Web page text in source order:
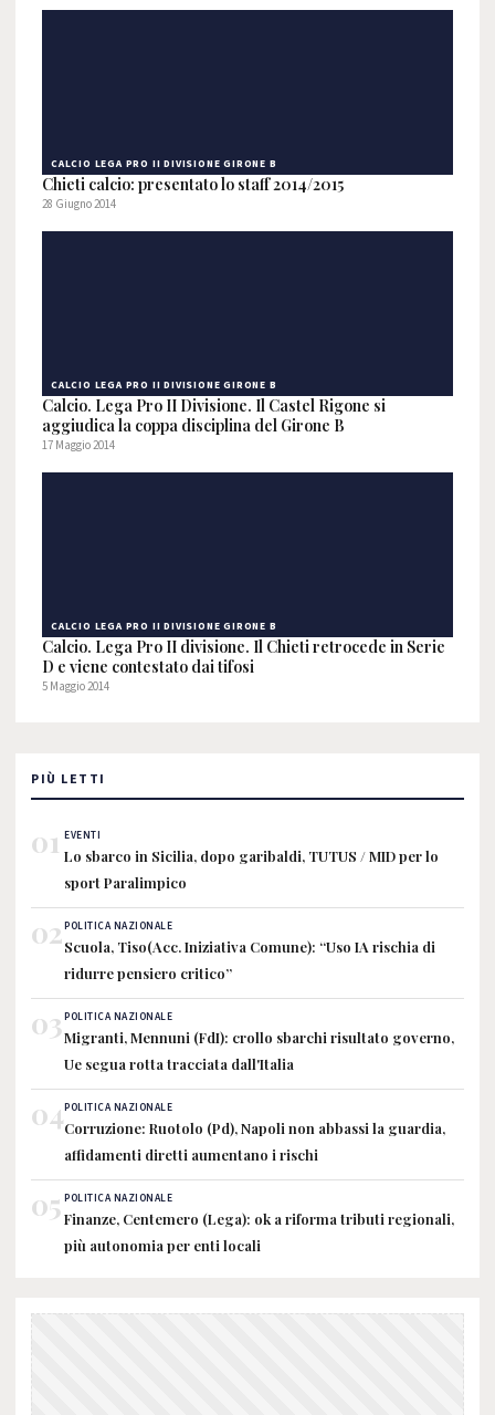
CALCIO LEGA PRO II DIVISIONE GIRONE B
Chieti calcio: presentato lo staff 2014/2015
28 Giugno 2014
CALCIO LEGA PRO II DIVISIONE GIRONE B
Calcio. Lega Pro II Divisione. Il Castel Rigone si
aggiudica la coppa disciplina del Girone B
17 Maggio 2014
CALCIO LEGA PRO II DIVISIONE GIRONE B
Calcio. Lega Pro II divisione. Il Chieti retrocede in Serie
D e viene contestato dai tifosi
5 Maggio 2014
PIÙ LETTI
01 EVENTI
Lo sbarco in Sicilia, dopo garibaldi, TUTUS / MID per lo
sport Paralimpico
02POLITICA NAZIONALE
Scuola, Tiso(Acc. Iniziativa Comune): “Uso IA rischia di
ridurre pensiero critico”
03POLITICA NAZIONALE
Migranti, Mennuni (FdI): crollo sbarchi risultato governo,
Ue segua rotta tracciata dall'Italia
04POLITICA NAZIONALE
Corruzione: Ruotolo (Pd), Napoli non abbassi la guardia,
affidamenti diretti aumentano i rischi
05 POLITICA NAZIONALE
Finanze, Centemero (Lega): ok a riforma tributi regionali,
più autonomia per enti locali